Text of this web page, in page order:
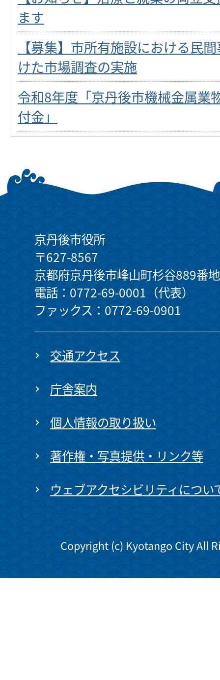
ます
【募集】市所有施設における民
けた市場調査の実施
令和8年度「京丹後市機械金属業
付金」
京丹後市役所
〒627-8567
京都府京丹後市峰山町杉谷889番地
電話：0772-69-0001（代表）
ファックス：0772-69-0901
交通アクセス
庁舎案内
個人情報の取り扱い
著作権・写真提供・リンク等
ウェブアクセシビリティについ
Copyright (c) Kyotango City All